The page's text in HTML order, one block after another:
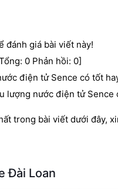
đánh giá bài viết này!
0 Phản hồi: 0]
điện tử Sence có tốt
nước điện tử Sence
trong bài viết dưới đây,
Đài Loan